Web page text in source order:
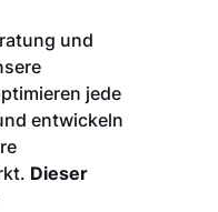
und
jede
entwickeln
Dieser